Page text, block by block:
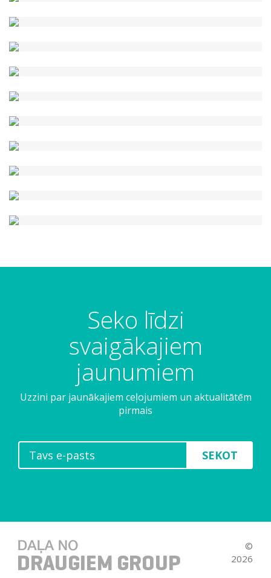
Seko līdzi
svaigākajiem
jaunumiem
Uzzini par jaunākajiem ceļojumiem un aktualitātēm
pirmais
SEKOT
©
2026